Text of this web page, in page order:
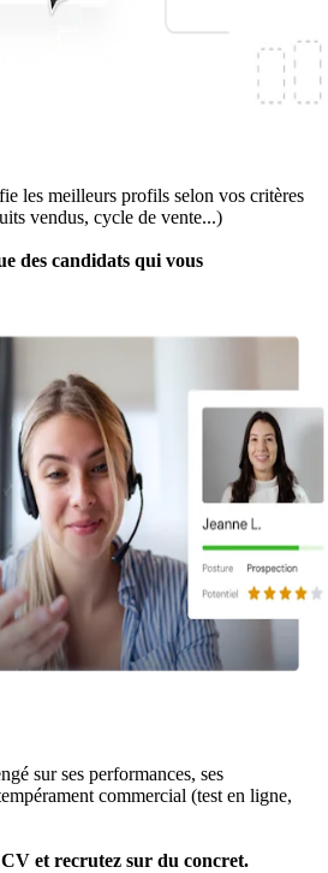
les meilleurs profils selon vos critères
vendus, cycle de vente...)
des candidats qui vous
sur ses performances, ses
commercial (test en ligne,
et recrutez sur du concret.